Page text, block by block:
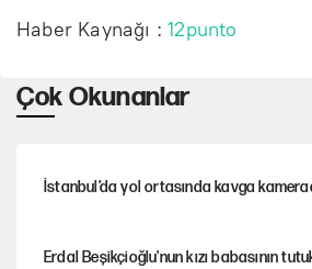
Haber Kaynağı :12punto
Çok Okunanlar
İstanbul’da yol ortasında kavga
Erdal Beşikçioğlu'nun kızı babasının